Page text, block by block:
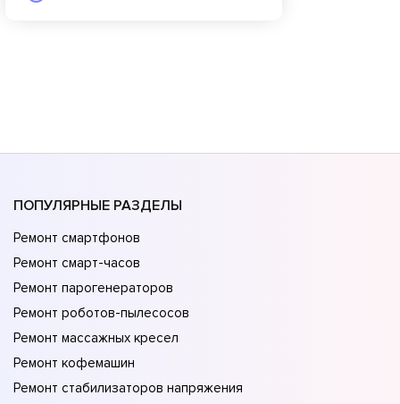
ПОПУЛЯРНЫЕ РАЗДЕЛЫ
Ремонт смартфонов
Ремонт смарт-часов
Ремонт парогенераторов
Ремонт роботов-пылесосов
Ремонт массажных кресел
Ремонт кофемашин
Ремонт стабилизаторов напряжения